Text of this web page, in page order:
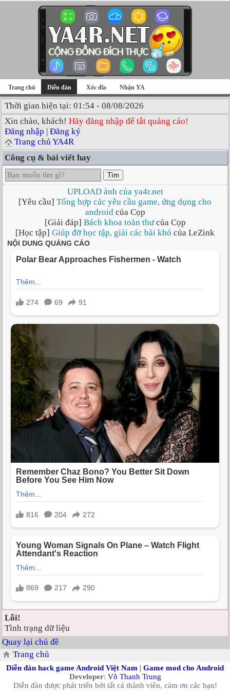
Trang chủ Diễn đàn Xóc đĩa Nhận YA
Thời gian hiện tại: 01:54 - 08/08/2026
Xin chào, khách! Hãy đăng nhập để tắt quảng cáo!
Đăng nhập | Đăng ký
Trang chủ YA4R
Công cụ & bài viết hay
Tìm
UPLOAD ảnh của ya4r.net
[Yêu cầu] Tổng hợp các yêu cầu game, ứng dụng cho
androidcủa Cọp
[Giải đáp] Bách khoa toàn thưcủa Cọp
[Học tập] Giúp đỡ học tập, giải các bài khó của LeZink
Lỗi!
Tình trạng dữ liệu
Quay lại chủ đề
Trang chủ
Diễn đàn hack game Android Việt Nam | Game mod cho Android
Developer: Võ Thanh Trung
Diễn đàn được phát triển bởi tất cả thành viên, cảm ơn các bạn!